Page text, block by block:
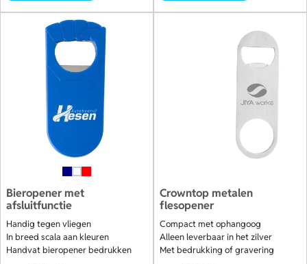
Bieropener met
afsluitfunctie
Handig tegen vliegen
In breed scala aan kleuren
Handvat bieropener bedrukken
Crowntop metalen
flesopener
Compact met ophangoog
Alleen leverbaar in het zilver
Met bedrukking of gravering